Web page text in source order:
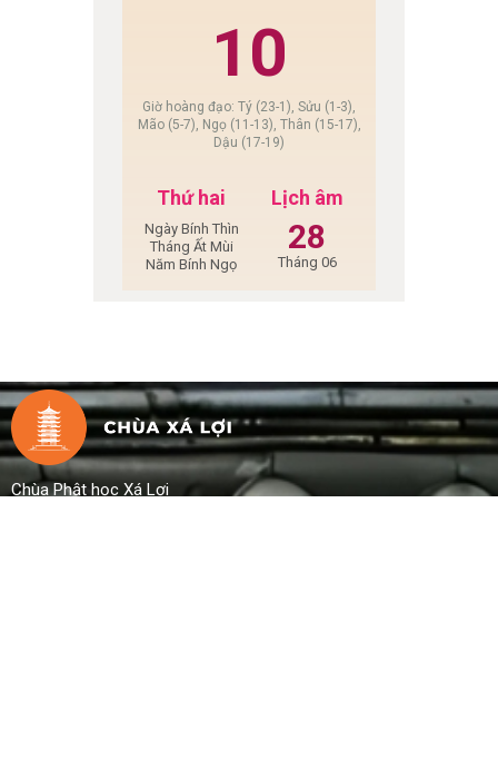
10
Giờ hoàng đạo: Tý (23-1), Sửu (1-3),
Mão (5-7), Ngọ (11-13), Thân (15-17),
Dậu (17-19)
Thứ hai
Ngày Bính Thìn
Tháng Ất Mùi
Năm Bính Ngọ
Lịch âm
28
Tháng 06
Chùa Phật học Xá Lợi